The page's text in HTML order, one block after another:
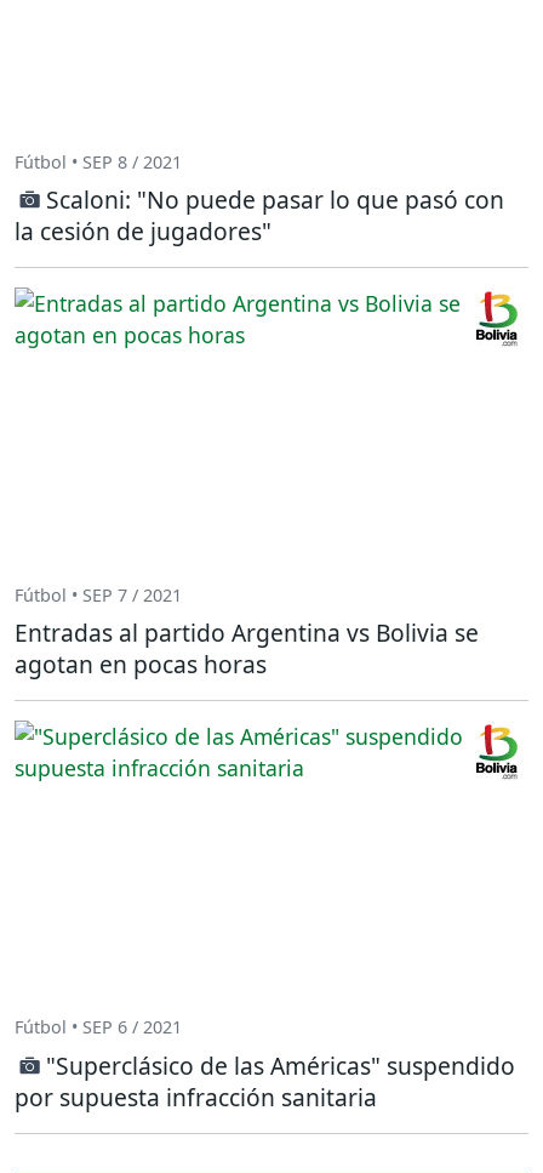
Fútbol • SEP 8 / 2021
Scaloni: "No puede pasar lo que pasó con
la cesión de jugadores"
Fútbol • SEP 7 / 2021
Entradas al partido Argentina vs Bolivia se
agotan en pocas horas
Fútbol • SEP 6 / 2021
"Superclásico de las Américas" suspendido
por supuesta infracción sanitaria